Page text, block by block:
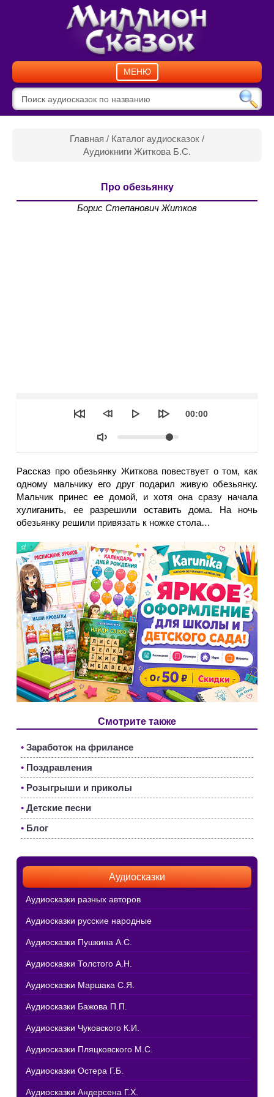
МЕНЮ
Главная / Каталог аудиосказок /
Аудиокниги Житкова Б.С.
Про обезьянку
Борис Степанович Житков
Текущее
00:00
Объем
Рассказ про обезьянку Житкова повествует о том, как
одному мальчику его друг подарил живую обезьянку.
Мальчик принес ее домой, и хотя она сразу начала
хулиганить, ее разрешили оставить дома. На ночь
обезьянку решили привязать к ножке стола…
Смотрите также
• Заработок на фрилансе
• Поздравления
• Розыгрыши и приколы
• Детские песни
• Блог
Аудиосказки
Аудиосказки разных авторов
Аудиосказки русские народные
Аудиосказки Пушкина А.С.
Аудиосказки Толстого А.Н.
Аудиосказки Маршака С.Я.
Аудиосказки Бажова П.П.
Аудиосказки Чуковского К.И.
Аудиосказки Пляцковского М.С.
Аудиосказки Остера Г.Б.
Аудиосказки Андерсена Г.Х.